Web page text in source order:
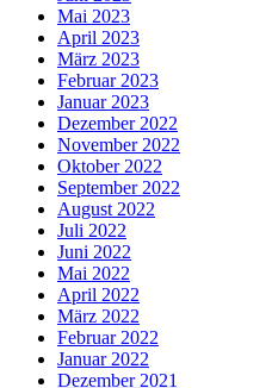
Mai 2023
April 2023
März 2023
Februar 2023
Januar 2023
Dezember 2022
November 2022
Oktober 2022
September 2022
August 2022
Juli 2022
Juni 2022
Mai 2022
April 2022
März 2022
Februar 2022
Januar 2022
Dezember 2021